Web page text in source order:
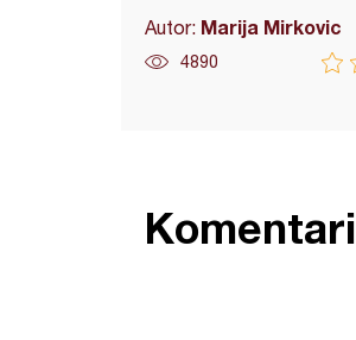
Autor: Marija Mirkovic
4890
Komentari